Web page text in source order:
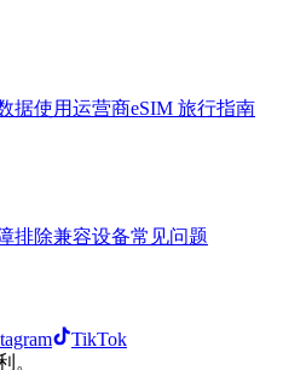
据使用运营商eSIM 旅行指南
排除兼容设备常见问题
TikTok
。